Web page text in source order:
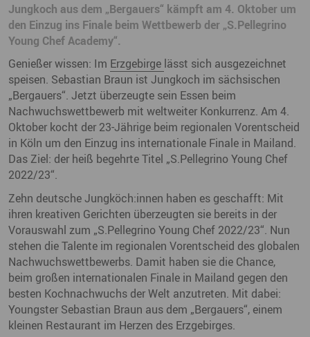
Jungkoch aus dem „Bergauers“ kämpft am 4. Oktober um
den Einzug ins Finale beim Wettbewerb der „S.Pellegrino
Young Chef Academy“.
Genießer wissen: Im Erzgebirge lässt sich ausgezeichnet
speisen. Sebastian Braun ist Jungkoch im sächsischen
„Bergauers“. Jetzt überzeugte sein Essen beim
Nachwuchswettbewerb mit weltweiter Konkurrenz. Am 4.
Oktober kocht der 23-Jährige beim regionalen Vorentscheid
in Köln um den Einzug ins internationale Finale in Mailand.
Das Ziel: der heiß begehrte Titel „S.Pellegrino Young Chef
2022/23“.
Zehn deutsche Jungköch:innen haben es geschafft: Mit
ihren kreativen Gerichten überzeugten sie bereits in der
Vorauswahl zum „S.Pellegrino Young Chef 2022/23“. Nun
stehen die Talente im regionalen Vorentscheid des globalen
Nachwuchswettbewerbs. Damit haben sie die Chance,
beim großen internationalen Finale in Mailand gegen den
besten Kochnachwuchs der Welt anzutreten. Mit dabei:
Youngster Sebastian Braun aus dem „Bergauers“, einem
kleinen Restaurant im Herzen des Erzgebirges.